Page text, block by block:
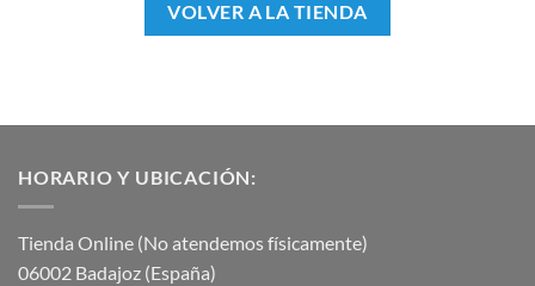
VOLVER A LA TIENDA
HORARIO Y UBICACIÓN:
Tienda Online (No atendemos físicamente)
06002 Badajoz (España)